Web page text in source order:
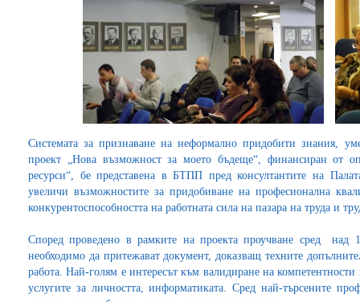
Системата за признаване на неформално придобити знания,
проект „Нова възможност за моето бъдеще“, финансиран от
ресурси“, бе представена в БТПП пред консултантите на
увеличи възможностите за придобиване на професионална
конкурентоспособността на работната сила на пазара на труда и
Според проведено в рамките на проекта проучване сред над
необходимо да притежават документ, доказващ техните
работа. Най-голям е интересът към валидиране на
услугите за личността, информатиката. Сред най-търсените